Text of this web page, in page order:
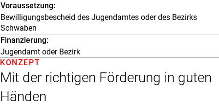
Voraussetzung
Bewilligungsbescheid des Jugendamtes oder des Bezirks
Schwaben
Finanzierung
Jugendamt oder Bezirk
Mit der richtigen Förderung in guten
Händen
KONZEPT